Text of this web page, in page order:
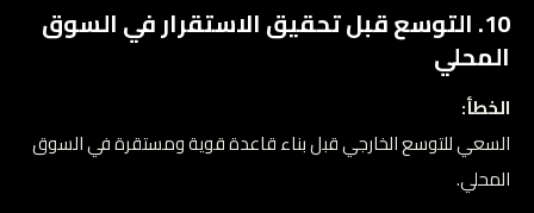
10. التوسع قبل تحقيق الاستقرار في السوق
المحلي
الخطأ:
السعي للتوسع الخارجي قبل بناء قاعدة قوية ومستقرة في السوق
المحلي.